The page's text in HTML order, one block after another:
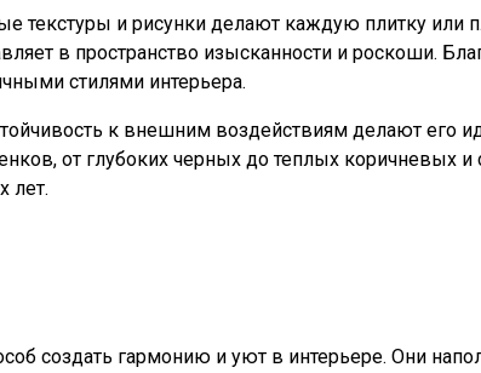
текстуры и рисунки делают каждую плитку
в пространство изысканности и роскоши.
стилями интерьера.
к внешним воздействиям делают
от глубоких черных до теплых коричневых
лет.
создать гармонию и уют в интерьере. Они